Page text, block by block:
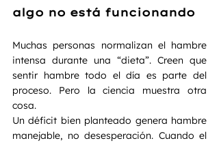
algo no está funcionando
Muchas personas normalizan el hambre
intensa durante una “dieta”. Creen que
sentir hambre todo el día es parte del
proceso. Pero la ciencia muestra otra
cosa.
Un déficit bien planteado genera hambre
manejable, no desesperación. Cuando el